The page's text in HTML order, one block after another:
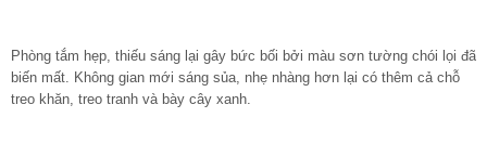
Phòng tắm hẹp, thiếu sáng lại gây bức bối bởi màu sơn tường chói lọi đã
biến mất. Không gian mới sáng sủa, nhẹ nhàng hơn lại có thêm cả chỗ
treo khăn, treo tranh và bày cây xanh.